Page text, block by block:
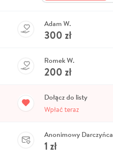
Adam W.
300 zł
Romek W.
200 zł
Dołącz do listy
Wpłać teraz
Anonimowy Darczyńca
1 zł